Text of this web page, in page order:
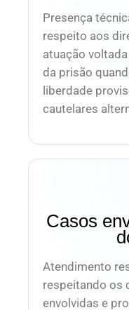
Presença
respeito aos
atuação
da prisão
liberdade
cautelares
Casos
Atendimento
respeitando os
envolvidas e